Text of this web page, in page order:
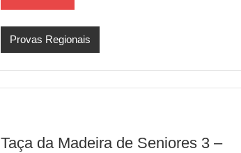
Provas Regionais
Taça da Madeira de Seniores 3 –